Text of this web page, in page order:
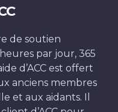
de soutien
par jour, 365
d’ACC est offert
anciens membres
et aux aidants. Il